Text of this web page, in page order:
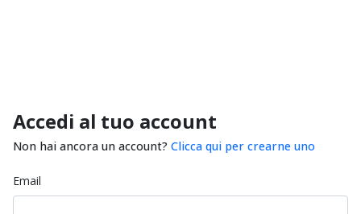
Accedi al tuo account
Non hai ancora un account? Clicca qui per crearne uno
Email